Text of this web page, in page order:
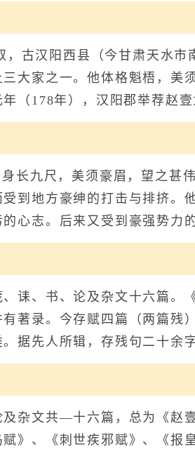
汉阳西县（今甘肃天水市
大家之一。他体格魁梧，美
（178年），汉阳郡举荐赵壹
九尺，美须豪眉，望之甚伟
到地方豪绅的打击与排挤。
心志。后来又受到豪强势力
、书、论及杂文十六篇。《
著录。今存赋四篇（两篇残
据先人所辑，存残句二十余
文共—十六篇，总为《赵
》、《刺世疾邪赋》、《报